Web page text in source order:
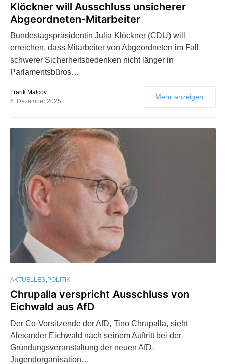
Klöckner will Ausschluss unsicherer
Abgeordneten-Mitarbeiter
Bundestagspräsidentin Julia Klöckner (CDU) will
erreichen, dass Mitarbeiter von Abgeordneten im Fall
schwerer Sicherheitsbedenken nicht länger in
Parlamentsbüros…
Frank Malcov
6. Dezember 2025
Mehr anzeigen
AKTUELLES POLITIK
Chrupalla verspricht Ausschluss von
Eichwald aus AfD
Der Co-Vorsitzende der AfD, Tino Chrupalla, sieht
Alexander Eichwald nach seinem Auftritt bei der
Gründungsveranstaltung der neuen AfD-
Jugendorganisation…